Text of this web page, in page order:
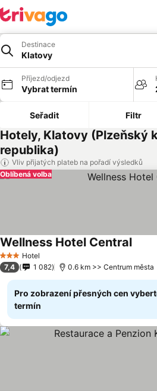
Destinace
Klatovy
Příjezd/odjezd
Vybrat termín
Seřadit Filtr
Hotely, Klatovy (Plzeňský
republika)
Vliv přijatých plateb na pořadí výsledků
Oblíbená volba
3 Počet hvězdiček
Hotel
Wellness Hotel Central
7,4 1 082 0.6 km >> Centrum města
Pro zobrazení přesných cen
termín